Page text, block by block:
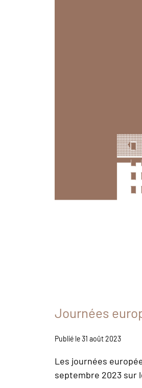
Journées
Publié le 31 août 2023
Les journées
septembre 2023 sur